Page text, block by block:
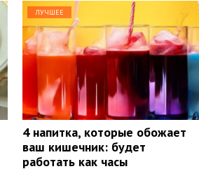
ЛУЧШЕЕ
4 напитка, которые обожает
ваш кишечник: будет
работать как часы